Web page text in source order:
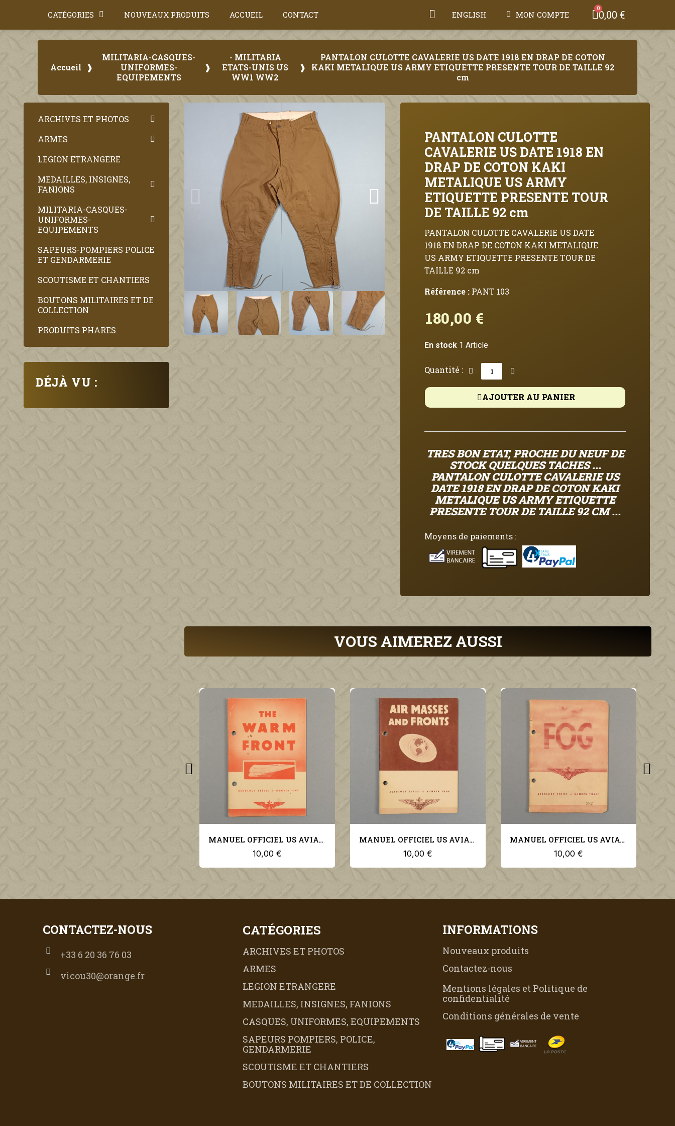
CATÉGORIES NOUVEAUX PRODUITS ACCUEIL CONTACT ENGLISH MON COMPTE 0,00 €
Accueil
MILITARIA-CASQUES-
UNIFORMES-
EQUIPEMENTS
- MILITARIA
ETATS-UNIS US
WW1 WW2
PANTALON CULOTTE CAVALERIE US DATE 1918 EN DRAP DE COTON
KAKI METALIQUE US ARMY ETIQUETTE PRESENTE TOUR DE TAILLE 92
cm
ARCHIVES ET PHOTOS
ARMES
LEGION ETRANGERE
MEDAILLES, INSIGNES,
FANIONS
MILITARIA-CASQUES-
UNIFORMES-
EQUIPEMENTS
SAPEURS-POMPIERS POLICE
ET GENDARMERIE
SCOUTISME ET CHANTIERS
BOUTONS MILITAIRES ET DE
COLLECTION
PRODUITS PHARES
DÉJÀ VU :
PANTALON CULOTTE
CAVALERIE US DATE 1918 EN
DRAP DE COTON KAKI
METALIQUE US ARMY
ETIQUETTE PRESENTE TOUR
DE TAILLE 92 cm
PANTALON CULOTTE CAVALERIE US DATE
1918 EN DRAP DE COTON KAKI METALIQUE
US ARMY ETIQUETTE PRESENTE TOUR DE
TAILLE 92 cm
Référence : PANT 103
180,00 €
En stock 1 Article
Quantité :
AJOUTER AU PANIER
TRES BON ETAT, PROCHE DU NEUF DE
STOCK QUELQUES TACHES ...
PANTALON CULOTTE CAVALERIE US
DATE 1918 EN DRAP DE COTON KAKI
METALIQUE US ARMY ETIQUETTE
PRESENTE TOUR DE TAILLE 92 CM ...
Moyens de paiements :
VOUS AIMEREZ AUSSI
MANUEL OFFICIEL US AVIATION PILOTE THE WARM FRONT US NAVY AEROLOGY SERIES N°5
10,00 €
MANUEL OFFICIEL US AVIATION PILOTE AIR MASSES AND FRONTS US NAVY AEROLOGY SERIES N°4
10,00 €
MANUEL OFFICIEL US AVIATION PILOTE FOG US NAVY AEROLOGY SERIES N°3
10,00 €
CONTACTEZ-NOUS
+33 6 20 36 76 03
vicou30@orange.fr
CATÉGORIES
ARCHIVES ET PHOTOS
ARMES
LEGION ETRANGERE
MEDAILLES, INSIGNES, FANIONS
CASQUES, UNIFORMES, EQUIPEMENTS
SAPEURS POMPIERS, POLICE,
GENDARMERIE
SCOUTISME ET CHANTIERS
BOUTONS MILITAIRES ET DE COLLECTION
INFORMATIONS
Nouveaux produits
Contactez-nous
Mentions légales et Politique de
confidentialité
Conditions générales de vente